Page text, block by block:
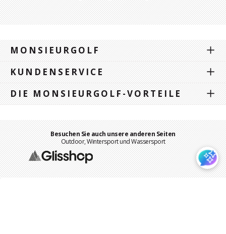
MONSIEURGOLF
KUNDENSERVICE
DIE MONSIEURGOLF-VORTEILE
Besuchen Sie auch unsere anderen Seiten
Outdoor, Wintersport und Wassersport